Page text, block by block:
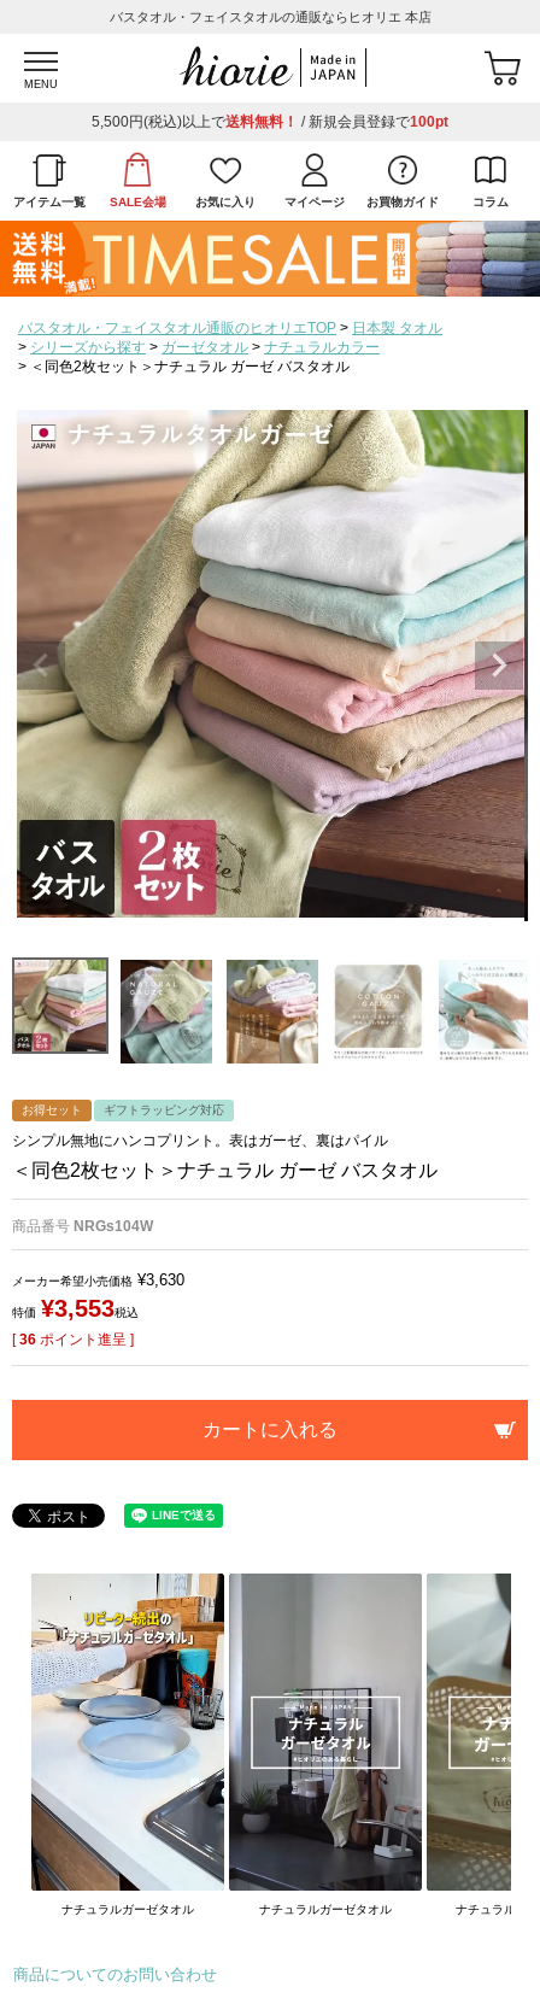
バスタオル・フェイスタオルの通販ならヒオリエ 本店
MENU
5,500円(税込)以上で送料無料！ / 新規会員登録で100pt
アイテム一覧 SALE会場 お気に入り マイページ お買物ガイド コラム
バスタオル・フェイスタオル通販のヒオリエTOP
日本製 タオル
シリーズから探す
ガーゼタオル
ナチュラルカラー
＜同色2枚セット＞ナチュラル ガーゼ バスタオル
お得セット ギフトラッピング対応
シンプル無地にハンコプリント。表はガーゼ、裏はパイル
＜同色2枚セット＞ナチュラル ガーゼ バスタオル
商品番号 NRGs104W
メーカー希望小売価格 ¥3,630
特価 ¥3,553税込
[36 ポイント進呈 ]
カートに入れる
ナチュラルガーゼタオル ナチュラルガーゼタオル ナチュラルガ
商品についてのお問い合わせ